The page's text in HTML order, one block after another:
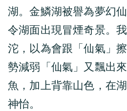
湖。金鱗湖被譽為夢幻
令湖面出現冒煙奇景。
沱，以為會跟「仙氣」
勢減弱「仙氣」又飄出
魚，加上背靠山色，在
神怡。